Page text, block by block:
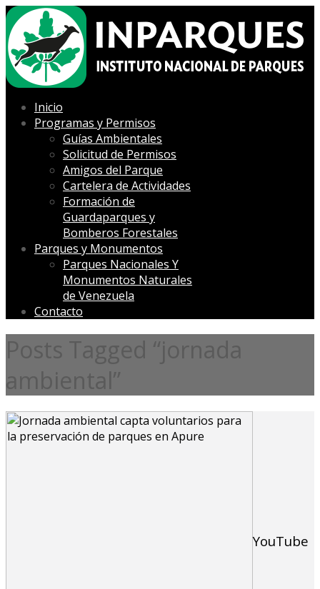
Inicio
Programas y Permisos
Guías Ambientales
Solicitud de Permisos
Amigos del Parque
Cartelera de Actividades
Formación de
Guardaparques y
Bomberos Forestales
Parques y Monumentos
Parques Nacionales Y
Monumentos Naturales
de Venezuela
Contacto
Posts Tagged “jornada
ambiental”
YouTube